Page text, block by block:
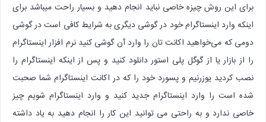
برای این روش چیزه خاصی نباید انجام دهید و بسیار راحت میباشد برای
اینکه وارد اینستاگرام خود در گوشی دیگری به شرایط کافی است در گوشی
دومی که می‌خواهید اکانت تان را وارد آن گوشی کنید نرم افزار اینستاگرام
را از بازار یا از گوگل پلی استور دانلود کنید و پس از اینکه اینستاگرام را
نصب کردید یوزرنیم و پسورد خود را که در اکانت اینستاگرام شما صحبت
شده است را وارد اینستاگرام جدید کنید و وارد اینستاگرام شویم چیز
خاصی ندارد و به راحتی می توانید این کار را انجام دهید به یاد داشته